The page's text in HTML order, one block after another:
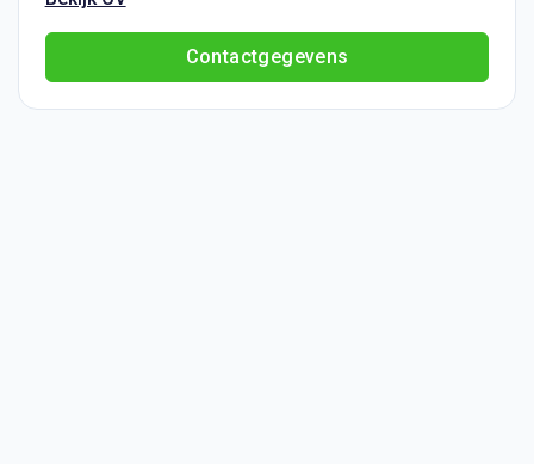
Contactgegevens